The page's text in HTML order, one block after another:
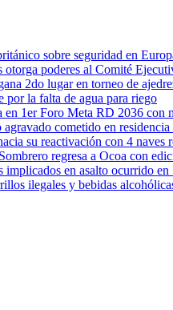
sobre seguridad en
poderes al Comité
2do lugar en torneo de
por la falta de agua para riego
en 1er Foro Meta RD 2036 con
cometido en residencia
su reactivación con 4 naves
regresa a Ocoa con
implicados en asalto ocurrido en
ilegales y bebidas